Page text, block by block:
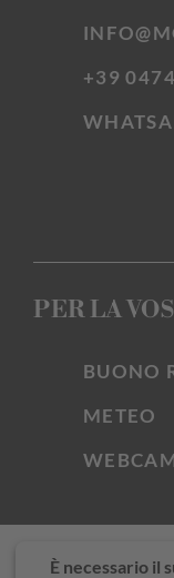
+39
PER LA
BUONO
METEO
È necessario il